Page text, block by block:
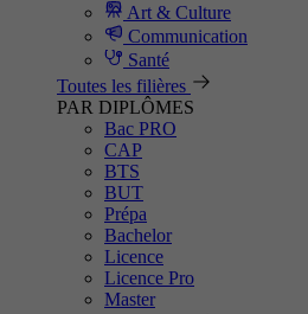
Art & Culture
Communication
Santé
Toutes les filières
PAR DIPLÔMES
Bac PRO
CAP
BTS
BUT
Prépa
Bachelor
Licence
Licence Pro
Master